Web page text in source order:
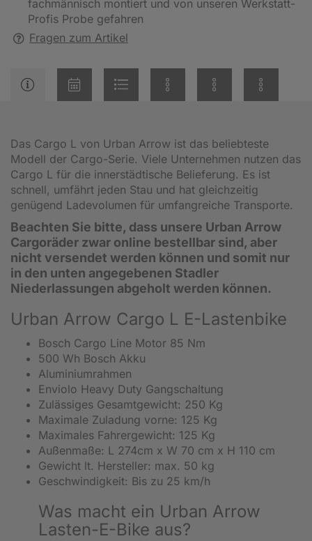
fachmännisch montiert und von unseren Werkstatt-
Profis Probe gefahren
Fragen zum Artikel
Das Cargo L von Urban Arrow ist das beliebteste
Modell der Cargo-Serie. Viele Unternehmen nutzen das
Cargo L für die innerstädtische Belieferung. Es ist
schnell, umfährt jeden Stau und hat gleichzeitig
genügend Ladevolumen für umfangreiche Transporte.
Beachten Sie bitte, dass unsere Urban Arrow
Cargoräder zwar online bestellbar sind, aber
nicht versendet werden können und somit nur
in den unten angegebenen Stadler
Niederlassungen abgeholt werden können.
Urban Arrow Cargo L E-Lastenbike
Bosch Cargo Line Motor 85 Nm
500 Wh Bosch Akku
Aluminiumrahmen
Enviolo Heavy Duty Gangschaltung
Zulässiges Gesamtgewicht: 250 Kg
Maximale Zuladung vorne: 125 Kg
Maximales Fahrergewicht: 125 Kg
Außenmaße: L 274cm x W 70 cm x H 110 cm
Gewicht lt. Hersteller: max. 50 kg
Geschwindigkeit: Bis zu 25 km/h
Was macht ein Urban Arrow
Lasten-E-Bike aus?